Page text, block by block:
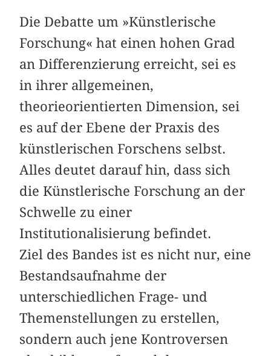
Die Debatte um »Künstlerische
Forschung« hat einen hohen Grad
an Differenzierung erreicht, sei es
in ihrer allgemeinen,
theorieorientierten Dimension, sei
es auf der Ebene der Praxis des
künstlerischen Forschens selbst.
Alles deutet darauf hin, dass sich
die Künstlerische Forschung an der
Schwelle zu einer
Institutionalisierung befindet.
Ziel des Bandes ist es nicht nur, eine
Bestandsaufnahme der
unterschiedlichen Frage- und
Themenstellungen zu erstellen,
sondern auch jene Kontroversen